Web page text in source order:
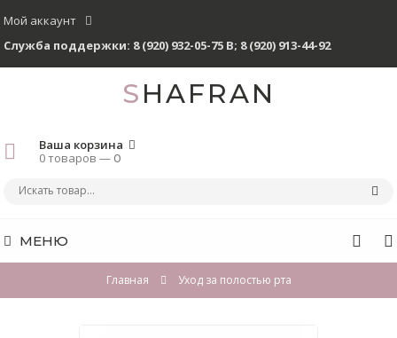
Мой аккаунт
Служба поддержки: 8 (920) 932-05-75 В; 8 (920) 913-44-92
SHAFRAN
Ваша корзина
0 товаров —0
МЕНЮ
Главная Уход за полостью рта